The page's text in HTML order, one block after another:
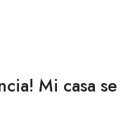
Mi casa se